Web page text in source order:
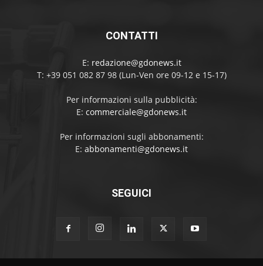
CONTATTI
E: redazione@gdonews.it
T: +39 051 082 87 98 (Lun-Ven ore 09-12 e 15-17)
Per informazioni sulla pubblicità:
E: commerciale@gdonews.it
Per informazioni sugli abbonamenti:
E: abbonamenti@gdonews.it
SEGUICI